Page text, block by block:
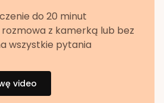
do 20 minut
z kamerką lub bez
wszystkie pytania
video